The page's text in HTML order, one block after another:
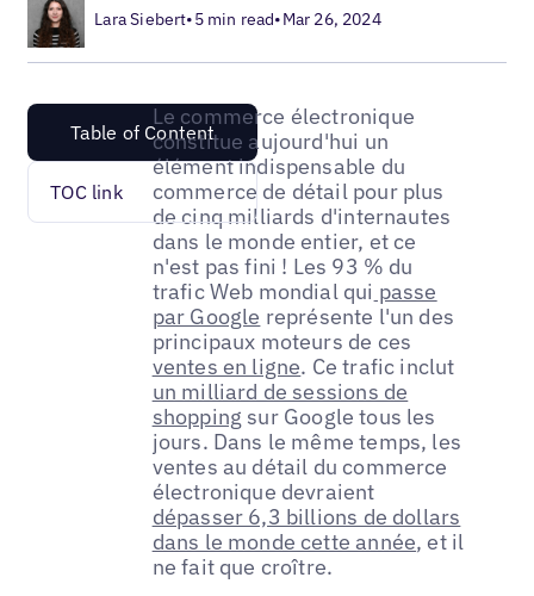
Lara Siebert•5 min read•Mar 26, 2024
Table of Content
TOC link
Le commerce électronique
constitue aujourd'hui un
élément indispensable du
commerce de détail pour plus
de cinq milliards d'internautes
dans le monde entier, et ce
n'est pas fini ! Les 93 % du
trafic Web mondial qui passe
par Google représente l'un des
principaux moteurs de ces
ventes en ligne. Ce trafic inclut
un milliard de sessions de
shopping sur Google tous les
jours. Dans le même temps, les
ventes au détail du commerce
électronique devraient
dépasser 6,3 billions de dollars
dans le monde cette année, et il
ne fait que croître.